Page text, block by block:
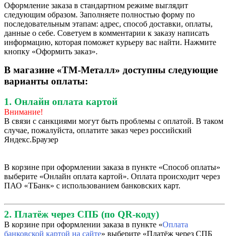
Оформление заказа в стандартном режиме выглядит
следующим образом. Заполняете полностью форму по
последовательным этапам: адрес, способ доставки, оплаты,
данные о себе. Советуем в комментарии к заказу написать
информацию, которая поможет курьеру вас найти. Нажмите
кнопку «Оформить заказ».
В магазине «ТМ-Металл» доступны следующие
варианты оплаты:
1. Онлайн оплата картой
Внимание!
В связи с санкциями могут быть проблемы с оплатой. В таком
случае, пожалуйста, оплатите заказ через российский
Яндекс.Браузер
В корзине при оформлении заказа в пункте «Способ оплаты»
выберите «Онлайн оплата картой». Оплата происходит через
ПАО «ТБанк» с использованием банковских карт.
2. Платёж через СПБ (по QR-коду)
В корзине при оформлении заказа в пункте «Оплата
банковской картой на сайте» выберите «Платёж через СПБ